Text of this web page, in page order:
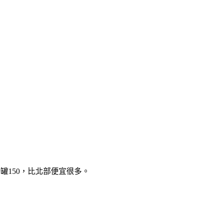
150，比北部便宜很多。